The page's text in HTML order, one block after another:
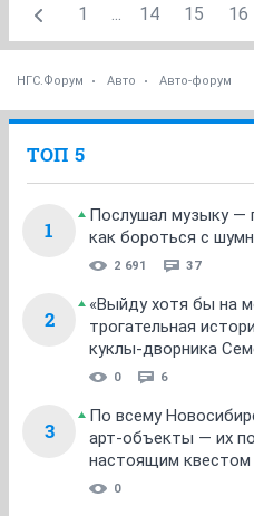
1 ... 14 15 16
НГС.Форум Авто Авто-форум
ТОП 5
1
Послушал музыку —
как бороться с
2 691 37
2
«Выйду хотя бы на
трогательная
куклы-дворника
0 6
3
По всему
арт-объекты — их
настоящим квестом
0